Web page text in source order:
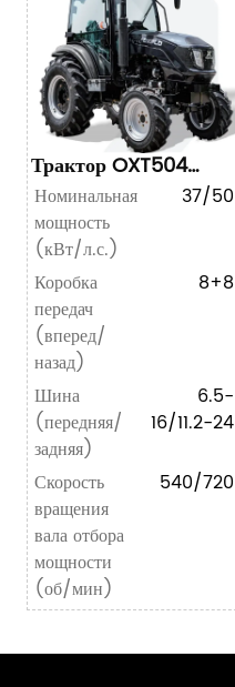
Трактор OXT504
мощностью 50 л.с.
Номинальная
мощность
(кВт/л.с.)
37/50
Коробка
передач
(вперед/
назад)
8+8
Шина
(передняя/
задняя)
6.5-
16/11.2-24
Скорость
вращения
вала отбора
мощности
(об/мин)
540/720